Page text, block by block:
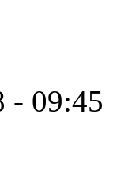
- 09:45